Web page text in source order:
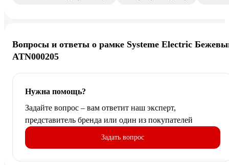
Вопросы и ответы о рамке Systeme Electric
ATN000205
Нужна помощь?
Задайте вопрос – вам ответит наш эксперт,
представитель бренда или один из покупателей
Задать вопрос